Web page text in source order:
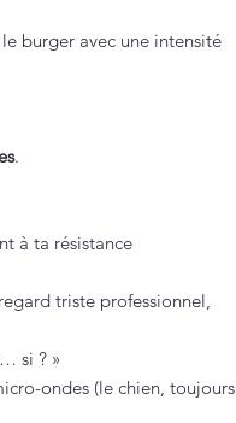
burger avec une intensité
.
à ta résistance
triste professionnel,
si ? »
ondes (le chien, toujours